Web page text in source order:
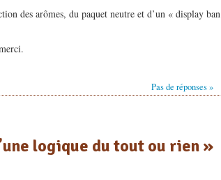
des arômes, du paquet neutre et d’un « display ban
Pas de réponses »
logique du tout ou rien »